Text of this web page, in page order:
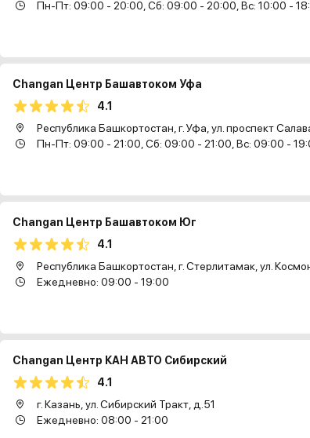
Пн-Пт: 09:00 - 20:00, Сб: 09:00 - 20:00, Вс: 10:00 -
Changan Центр Башавтоком Уфа
4.1
Республика Башкортостан, г. Уфа, ул. проспект
Пн-Пт: 09:00 - 21:00, Сб: 09:00 - 21:00, Вс: 09:00 -
Changan Центр Башавтоком Юг
4.1
Республика Башкортостан, г. Стерлитамак, ул.
Ежедневно: 09:00 - 19:00
Changan Центр КАН АВТО Сибирский
4.1
г. Казань, ул. Сибирский Тракт, д.51
Ежедневно: 08:00 - 21:00